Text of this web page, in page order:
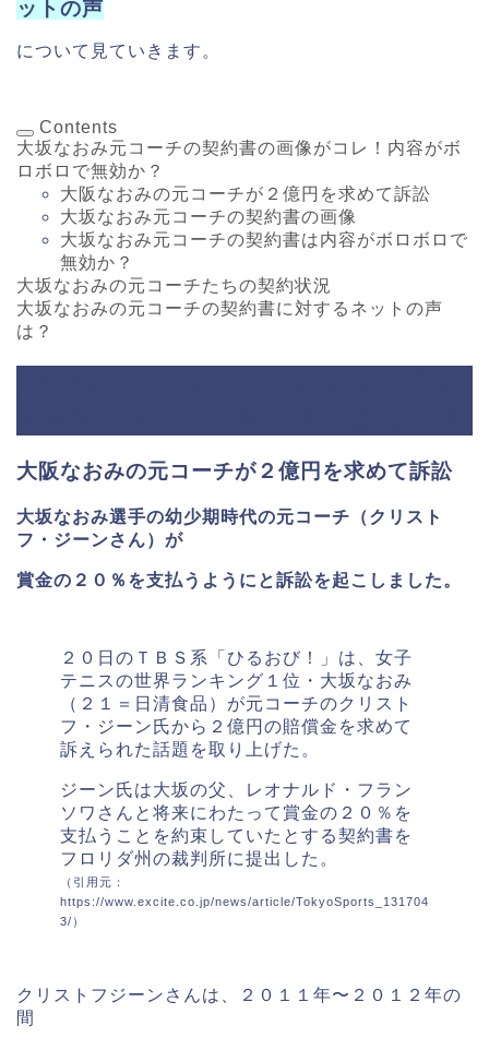
ットの声
について見ていきます。
Contents
大坂なおみ元コーチの契約書の画像がコレ！内容がボ
ロボロで無効か？
大阪なおみの元コーチが２億円を求めて訴訟
大坂なおみ元コーチの契約書の画像
大坂なおみ元コーチの契約書は内容がボロボロで
無効か？
大坂なおみの元コーチたちの契約状況
大坂なおみの元コーチの契約書に対するネットの声
は？
大阪なおみの元コーチが２億円を求めて訴訟
大坂なおみ選手の幼少期時代の元コーチ（クリスト
フ・ジーンさん）が
賞金の２０％を支払うようにと訴訟を起こしました。
２０日のＴＢＳ系「ひるおび！」は、女子
テニスの世界ランキング１位・大坂なおみ
（２１＝日清食品）が元コーチのクリスト
フ・ジーン氏から２億円の賠償金を求めて
訴えられた話題を取り上げた。
ジーン氏は大坂の父、レオナルド・フラン
ソワさんと将来にわたって賞金の２０％を
支払うことを約束していたとする契約書を
フロリダ州の裁判所に提出した。
（引用元：
https://www.excite.co.jp/news/article/TokyoSports_131704
3/）
クリストフジーンさんは、２０１１年〜２０１２年の
間